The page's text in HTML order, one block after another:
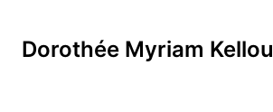
Dorothée Myriam Kellou